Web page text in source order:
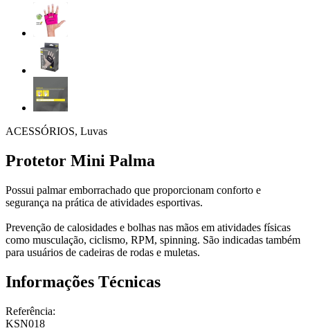
ACESSÓRIOS, Luvas
Protetor Mini Palma
Possui palmar emborrachado que proporcionam conforto e
segurança na prática de atividades esportivas.
Prevenção de calosidades e bolhas nas mãos em atividades físicas
como musculação, ciclismo, RPM, spinning. São indicadas também
para usuários de cadeiras de rodas e muletas.
Informações Técnicas
Referência:
KSN018